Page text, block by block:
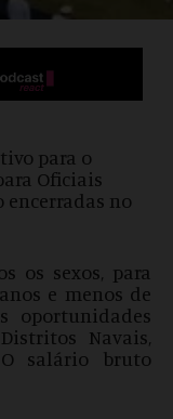
para o
Oficiais
encerradas no
os sexos, para
e menos de
oportunidades
Navais,
O salário bruto